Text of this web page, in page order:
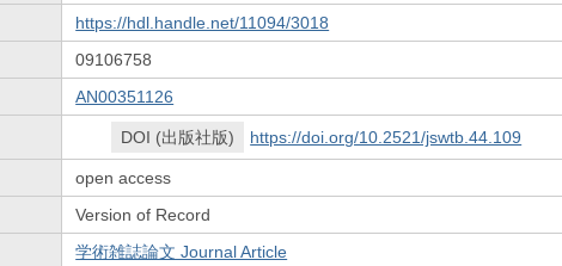
https://hdl.handle.net/11094/3018
09106758
AN00351126
DOI (出版社版) https://doi.org/10.2521/jswtb.44.109
open access
Version of Record
学術雑誌論文 Journal Article